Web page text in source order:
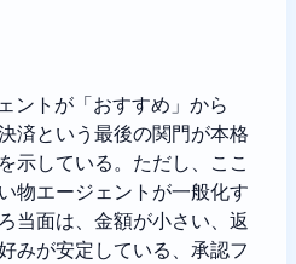
ントが「おすすめ」から
済という最後の関門が本格
示している。ただし、ここ
物エージェントが一般化す
当面は、金額が小さい、返
みが安定している、承認フ